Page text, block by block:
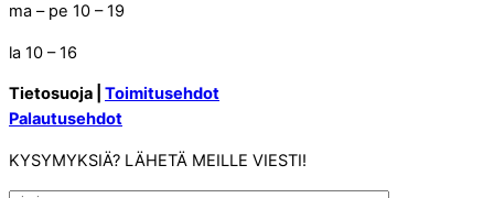
ma – pe 10 – 19
la 10 – 16
Tietosuoja | Toimitusehdot
Palautusehdot
KYSYMYKSIÄ? LÄHETÄ MEILLE VIESTI!